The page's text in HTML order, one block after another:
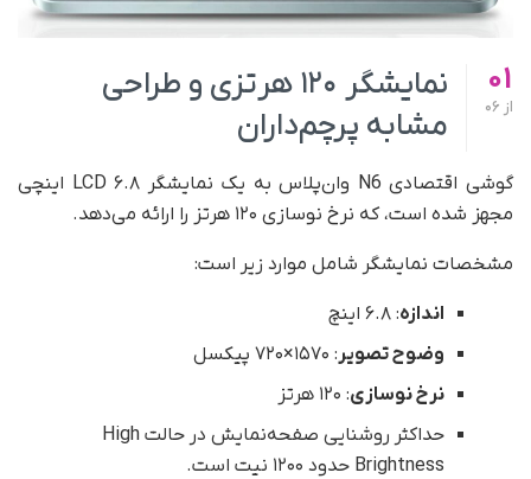
01
از
نمایشگر ۱۲۰ هرتزی و طراحی
مشابه پرچم‌داران
گوشی اقتصادی N6 وان‌پلاس به یک نمایشگر LCD ۶.۸ اینچی
مجهز شده است، که نرخ نوسازی ۱۲۰ هرتز را ارائه می‌دهد.
مشخصات نمایشگر شامل موارد زیر است:
اندازه: ۶.۸ اینچ
وضوح تصویر : ۱۵۷۰×۷۲۰ پیکسل
نرخ نوسازی: ۱۲۰ هرتز
حداکثر روشنایی صفحه‌نمایش در حالت High
Brightness حدود ۱۲۰۰ نیت است.